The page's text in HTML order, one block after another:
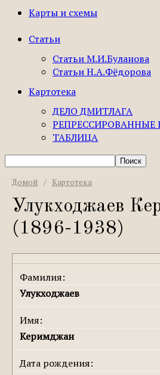
Карты и схемы
Статьи
Статьи М.И.Буланова
Статьи Н.А.Фёдорова
Картотека
ДЕЛО ДМИТЛАГА
РЕПРЕССИРОВАННЫЕ
ТАБЛИЦА
Домой / Картотека
Улукходжаев
(1896-1938)
Фамилия:
Улукходжаев
Имя:
Керимджан
Дата рождения: